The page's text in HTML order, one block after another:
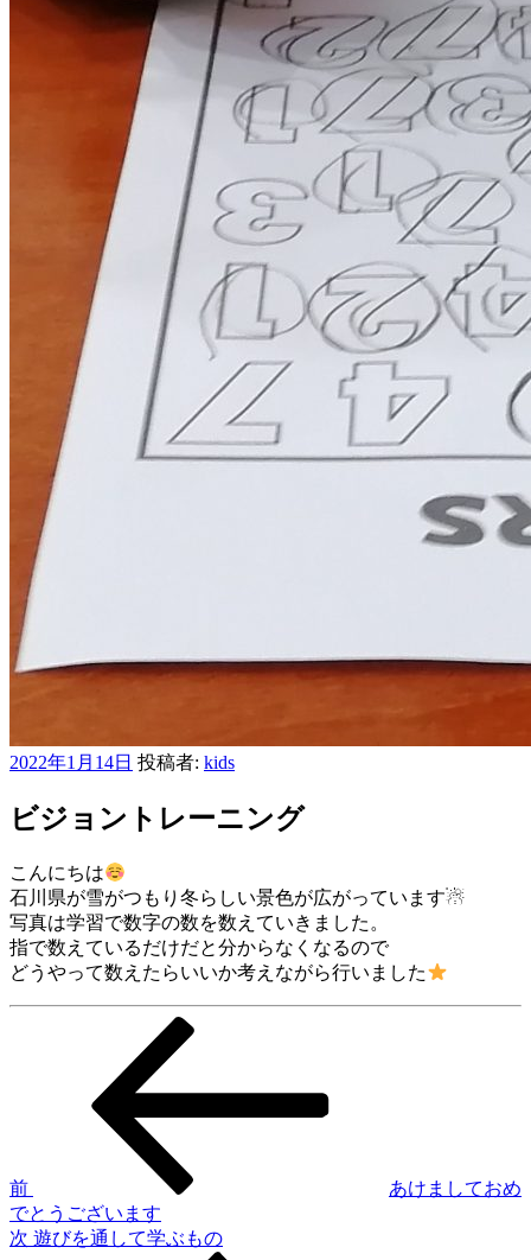
投
日:
2022年1月14日 投稿者: kids
ビジョントレーニング
こんにちは
石川県が雪がつもり冬らしい景色が広がっています☃
写真は学習で数字の数を数えていきました。
指で数えているだけだと分からなくなるので
どうやって数えたらいいか考えながら行いました
ゲ
ー
前
あけましておめ
でとうございます
次
次 遊びを通して学ぶもの